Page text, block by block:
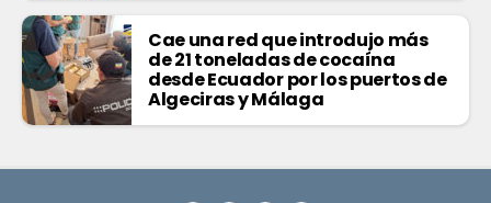
Cae una red que introdujo más
de 21 toneladas de cocaína
desde Ecuador por los puertos de
Algeciras y Málaga